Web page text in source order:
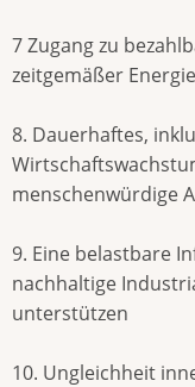
7 Zugang zu
zeitgemäßer
8. Dauerhaftes,
menschenwürdige
9. Eine belastbare
nachhaltige
unterstützen
10. Ungleichheit